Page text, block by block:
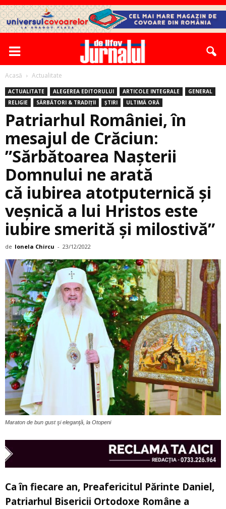
Acasă Actualitate
ACTUALITATE ALEGEREA EDITORULUI ARTICOLE INTEGRALE
GENERAL
RELIGIE
SĂRBĂTORI & TRADIȚII ȘTIRI ULTIMĂ ORĂ
Patriarhul României, în
mesajul de Crăciun:
”Sărbătoarea Nașterii
Domnului ne arată
că iubirea atotputernică și
veșnică a lui Hristos este
iubire smerită și milostivă”
de Ionela Chircu - 23/12/2022
Maraton de bun gust şi eleganţă, la Otopeni
Ca în fiecare an, Preafericitul Părinte Daniel,
Patriarhul Bisericii Ortodoxe Române a